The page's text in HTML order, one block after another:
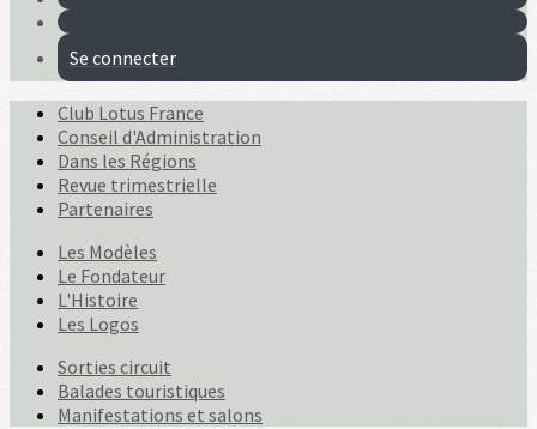
Se connecter
Club Lotus France
Conseil d'Administration
Dans les Régions
Revue trimestrielle
Partenaires
Les Modèles
Le Fondateur
L'Histoire
Les Logos
Sorties circuit
Balades touristiques
Manifestations et salons